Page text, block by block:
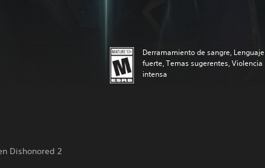
Derramamiento de sangre, Lenguaje
fuerte, Temas sugerentes, Violencia
intensa
Dishonored 2